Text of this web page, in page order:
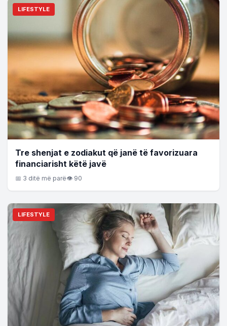
LIFESTYLE
Tre shenjat e zodiakut që janë të favorizuara
financiarisht këtë javë
📅 3 ditë më parë👁 90
LIFESTYLE